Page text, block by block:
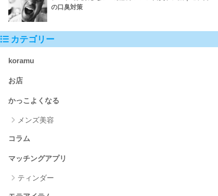
の口臭対策
カテゴリー
koramu
お店
かっこよくなる
メンズ美容
コラム
マッチングアプリ
ティンダー